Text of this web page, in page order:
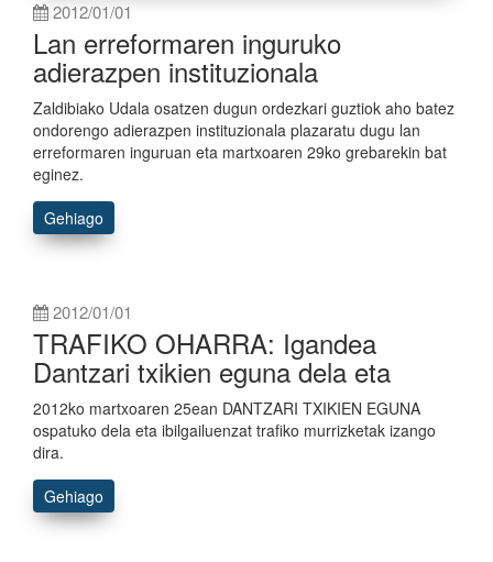
2012/01/01
Lan erreformaren inguruko
adierazpen instituzionala
Zaldibiako Udala osatzen dugun ordezkari guztiok aho batez
ondorengo adierazpen instituzionala plazaratu dugu lan
erreformaren inguruan eta martxoaren 29ko grebarekin bat
eginez.
Gehiago
2012/01/01
TRAFIKO OHARRA: Igandea
Dantzari txikien eguna dela eta
2012ko martxoaren 25ean DANTZARI TXIKIEN EGUNA
ospatuko dela eta ibilgailuenzat trafiko murrizketak izango
dira.
Gehiago